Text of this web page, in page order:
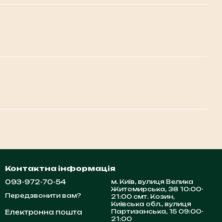
Контактна інформація
093-972-70-54
Передзвонити вам?
Електронна пошта
м. Київ, вулиця Велика
Житомирська, 38 10:00-
21:00 смт. Козин,
Київська обл., вулиця
Партизанська, 15 09:00-
21:00